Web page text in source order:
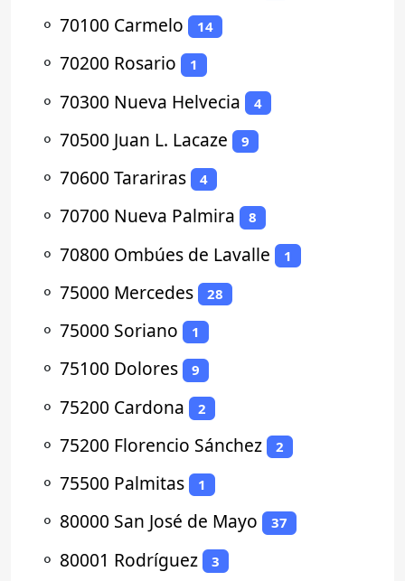
⚬ 70100 Carmelo 14
⚬ 70200 Rosario 1
⚬ 70300 Nueva Helvecia 4
⚬ 70500 Juan L. Lacaze 9
⚬ 70600 Tarariras 4
⚬ 70700 Nueva Palmira 8
⚬ 70800 Ombúes de Lavalle 1
⚬ 75000 Mercedes 28
⚬ 75000 Soriano 1
⚬ 75100 Dolores 9
⚬ 75200 Cardona 2
⚬ 75200 Florencio Sánchez 2
⚬ 75500 Palmitas 1
⚬ 80000 San José de Mayo 37
⚬ 80001 Rodríguez 3